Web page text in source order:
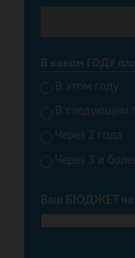
В каком ГОДУ
В этом году
В следующем
Через 2 года
Через 3 и
Ваш БЮДЖЕТ на